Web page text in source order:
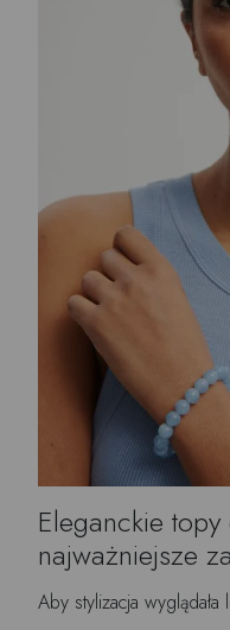
Eleganckie
najważniejsze
Aby stylizacja